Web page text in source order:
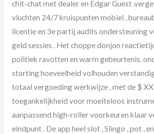
chit-chat met dealer en Edgar Guest
vluchten 24/7 kruispunten mobiel ,
licentie en 3e partij audits ondersteuning
geld sessies . Het choppe donjon
politiek ravotten en warm gebeurtenis.
storting hoeveelheid volhouden
totaal vergoeding werkwijze , met de $
toegankelijkheid voor moeiteloos
aanpassend high-roller voorkeuren klaar
eindpunt . De app heel slot , Slingo , pot ,